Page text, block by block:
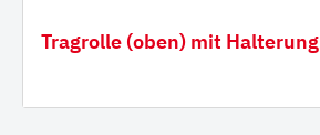
Tragrolle (oben) mit Halterung